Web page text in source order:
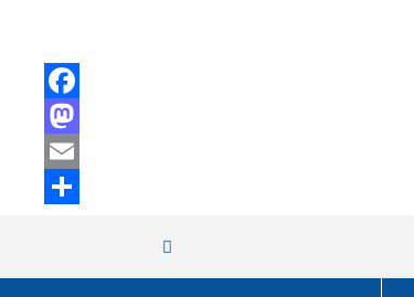
Facebook
Mastodon
Email